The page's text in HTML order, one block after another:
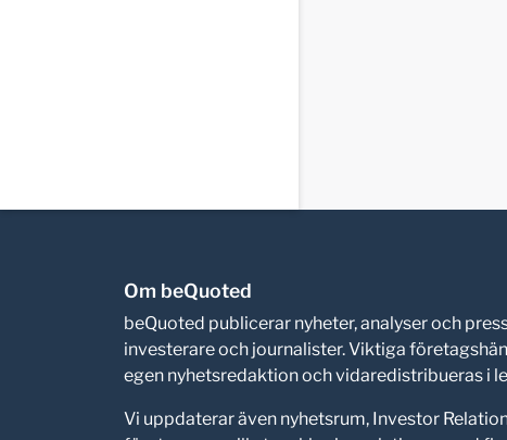
Om beQuoted
beQuoted publicerar nyheter, analyser och
investerare och journalister. Viktiga
egen nyhetsredaktion och vidaredistribueras i
Vi uppdaterar även nyhetsrum, Investor